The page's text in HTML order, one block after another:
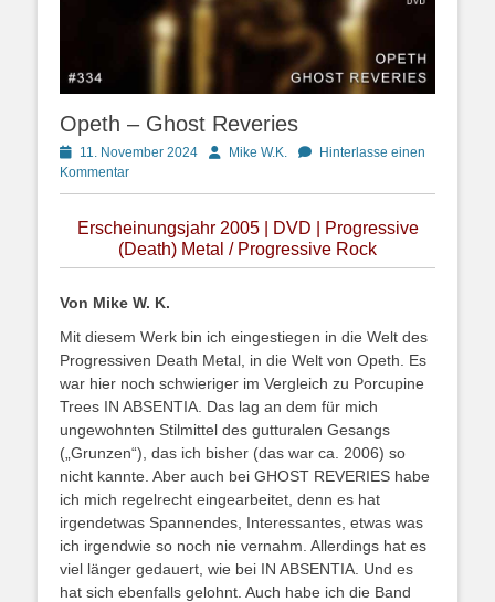
Opeth – Ghost Reveries
Posted
on
11. November 2024 AutorMike W.K.
Hinterlasse einen
Kommentar
Erscheinungsjahr 2005 | DVD | Progressive
(Death) Metal / Progressive Rock
Von Mike W. K.
Mit diesem Werk bin ich eingestiegen in die Welt des
Progressiven Death Metal, in die Welt von Opeth. Es
war hier noch schwieriger im Vergleich zu Porcupine
Trees IN ABSENTIA. Das lag an dem für mich
ungewohnten Stilmittel des gutturalen Gesangs
(„Grunzen“), das ich bisher (das war ca. 2006) so
nicht kannte. Aber auch bei GHOST REVERIES habe
ich mich regelrecht eingearbeitet, denn es hat
irgendetwas Spannendes, Interessantes, etwas was
ich irgendwie so noch nie vernahm. Allerdings hat es
viel länger gedauert, wie bei IN ABSENTIA. Und es
hat sich ebenfalls gelohnt. Auch habe ich die Band